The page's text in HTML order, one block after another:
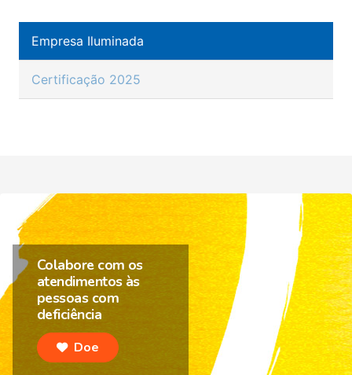
Empresa Iluminada
Certificação 2025
Colabore com os
atendimentos às
pessoas com
deficiência
Doe